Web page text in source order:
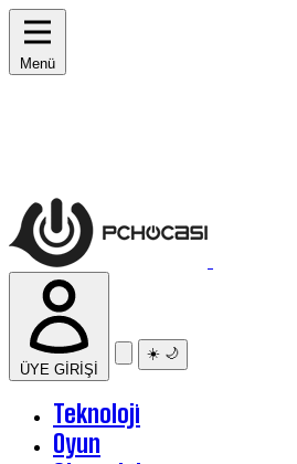
Menü
ÜYE GİRİŞİ
☀️ 🌙
Teknoloji
Oyun